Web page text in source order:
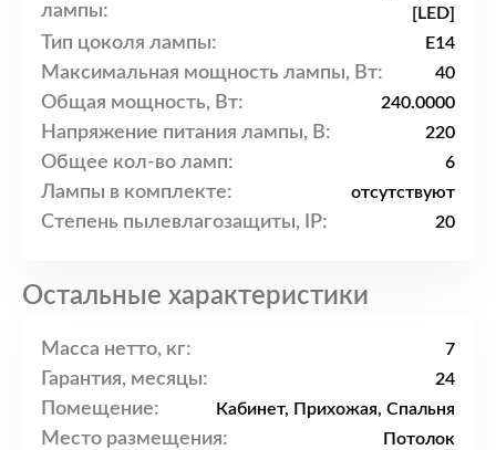
лампы:
[LED]
Тип цоколя лампы: E14
Максимальная мощность лампы, Вт: 40
Общая мощность, Вт: 240.0000
Напряжение питания лампы, В: 220
Общее кол-во ламп: 6
Лампы в комплекте: отсутствуют
Степень пылевлагозащиты, IP: 20
Остальные характеристики
Масса нетто, кг: 7
Гарантия, месяцы: 24
Помещение: Кабинет, Прихожая, Спальня
Место размещения: Потолок